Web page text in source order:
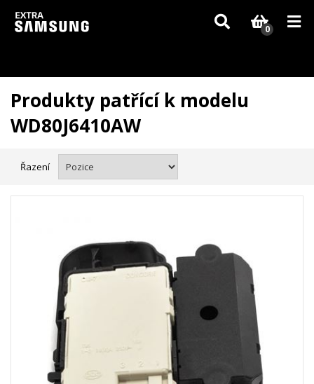
Vzhledem k aktuální situaci se může dodání dílů, které nejsou skladem,
zpozdit. Děkujeme za pochopení.
0
Produkty patřící k modelu
WD80J6410AW
Řazení